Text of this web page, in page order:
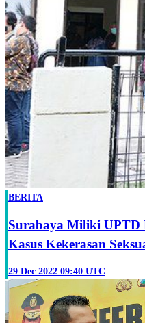
BERITA
Surabaya Miliki UPTD
Kasus Kekerasan
29 Dec 2022 09:40 UTC